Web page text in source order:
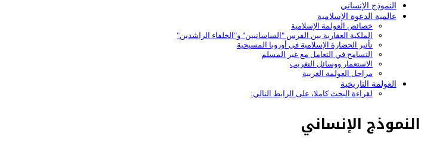
النموذج الإنساني
عالمية الدعوة الإسلامية
خصائص العولمة الإسلامية
الملكية العقارية بين الفرس "الساسانيين" و"الخلفاء الراشدين"
تأثير الحضارة الإسلامية في أوروبا المسيحية
التسامح في التعامل مع غير المسلم
الاستعمار ووسائل التغريب
مراحل العولمة الغربية
العولمة التاريخية
لقراءة البحث كاملا، على الرابط التالي:
النموذج الإنساني